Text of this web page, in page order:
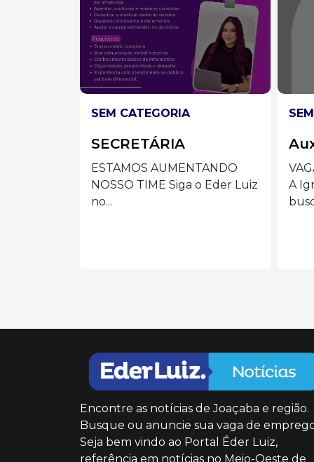
SEM CATEGORIA
Auxiliar de Limpeza
VAGA: AUXILIAR DE LIMPEZA
A Igreja/Paróquia está em
busca...
de
Encontre as notícias de Joaçaba e região.
Busque ou anuncie sua vaga de
Seja bem vindo ao Portal Éder Luiz,
referência em notícias no Meio-Oeste de